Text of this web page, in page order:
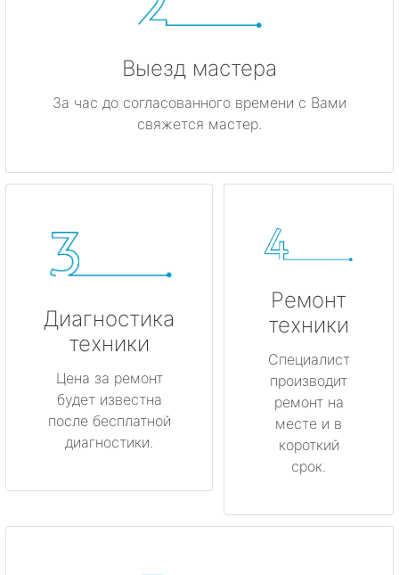
Выезд мастера
За час до согласованного времени с Вами
свяжется мастер.
Диагностика
техники
Цена за ремонт
будет известна
после бесплатной
диагностики.
Ремонт
техники
Специалист
производит
ремонт на
месте и в
короткий
срок.